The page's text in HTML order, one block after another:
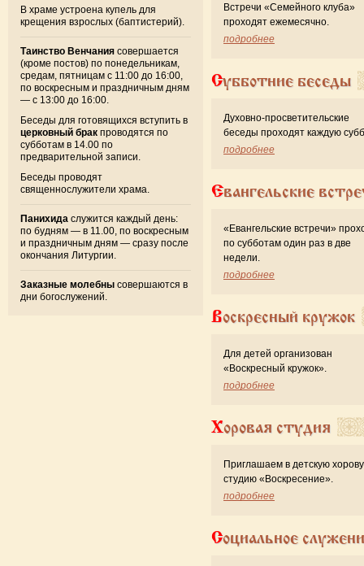
В храме устроена купель для
крещения взрослых (баптистерий).
Таинство Венчания совершается
(кроме постов) по понедельникам,
средам, пятницам с 11:00 до 16:00,
по воскресным и праздничным дням
— с 13:00 до 16:00.
Беседы для готовящихся вступить в
церковный брак проводятся по
субботам в 14.00 по
предварительной записи.
Беседы проводят
священнослужители храма.
Панихида служится каждый день:
по будням — в 11.00, по воскресным
и праздничным дням — сразу после
окончания Литургии.
Заказные молебны совершаются в
дни богослужений.
Встречи «Семейного клуба»
проходят ежемесячно.
подробнее
Субботние беседы
Духовно-просветительские
беседы проходят каждую
подробнее
Евангельские
«Евангельские встречи»
по субботам один раз в две
недели.
подробнее
Воскресный кружок
Для детей организован
«Воскресный кружок».
подробнее
Хоровая студия
Приглашаем в детскую
студию «Воскресение».
подробнее
Социальное